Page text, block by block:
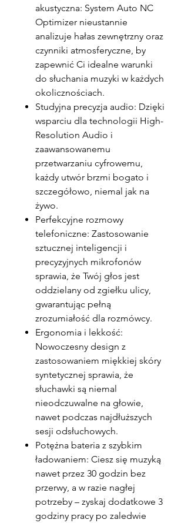
akustyczna: System Auto NC
Optimizer nieustannie
analizuje hałas zewnętrzny oraz
czynniki atmosferyczne, by
zapewnić Ci idealne warunki
do słuchania muzyki w każdych
okolicznościach.
Studyjna precyzja audio: Dzięki
wsparciu dla technologii High-
Resolution Audio i
zaawansowanemu
przetwarzaniu cyfrowemu,
każdy utwór brzmi bogato i
szczegółowo, niemal jak na
żywo.
Perfekcyjne rozmowy
telefoniczne: Zastosowanie
sztucznej inteligencji i
precyzyjnych mikrofonów
sprawia, że Twój głos jest
oddzielany od zgiełku ulicy,
gwarantując pełną
zrozumiałość dla rozmówcy.
Ergonomia i lekkość:
Nowoczesny design z
zastosowaniem miękkiej skóry
syntetycznej sprawia, że
słuchawki są niemal
nieodczuwalne na głowie,
nawet podczas najdłuższych
sesji odsłuchowych.
Potężna bateria z szybkim
ładowaniem: Ciesz się muzyką
nawet przez 30 godzin bez
przerwy, a w razie nagłej
potrzeby – zyskaj dodatkowe 3
godziny pracy po zaledwie